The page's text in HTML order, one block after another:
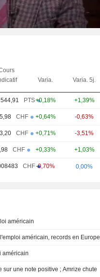
Varia. Varia. 5j.
544,91 PTS+0,18% +1,39%
CHF +0,64% -0,63%
CHF +0,71% -3,51%
CHF +0,33% +1,03%
CHF-0,70% 0,00%
américain
américain, records en Europe
américain
sur une note positive ; Amrize chute